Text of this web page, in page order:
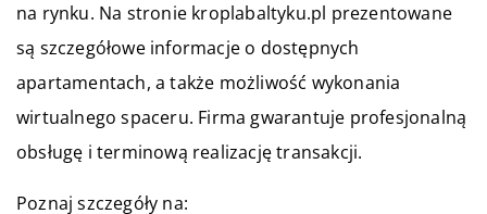
na rynku. Na stronie kroplabaltyku.pl prezentowane
są szczegółowe informacje o dostępnych
apartamentach, a także możliwość wykonania
wirtualnego spaceru. Firma gwarantuje profesjonalną
obsługę i terminową realizację transakcji.
Poznaj szczegóły na: